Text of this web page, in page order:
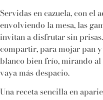
Servidas en cazuela, con el
envolviendo la mesa, las
invitan a disfrutar sin
compartir, para mojar pan
blanco bien frío, mirando
vaya más despacio.
Una receta sencilla en